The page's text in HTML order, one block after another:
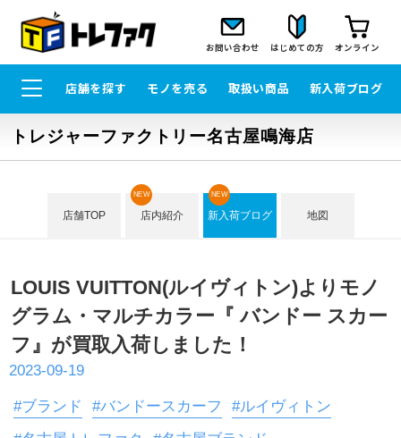
お問い合わせ はじめての方 オンライン
店舗を探す モノを売る 取扱い商品 新入荷ブログ
トレジャーファクトリー名古屋鳴海店
店舗TOP 店内紹介
NEW
新入荷ブログ
NEW
地図
LOUIS VUITTON(ルイヴィトン)よりモノ
グラム・マルチカラー『 バンドー スカー
フ』が買取入荷しました！
2023-09-19
#ブランド #バンドースカーフ
#ルイヴィトン